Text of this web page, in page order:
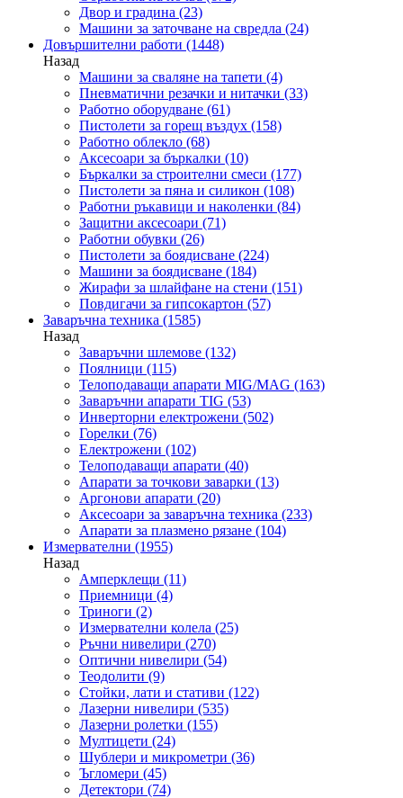
Двор и градина (23)
Машини за заточване на свредла (24)
Довършителни работи (1448)
Назад
Машини за сваляне на тапети (4)
Пневматични резачки и нитачки (33)
Работно оборудване (61)
Пистолети за горещ въздух (158)
Работно облекло (68)
Аксесоари за бъркалки (10)
Бъркалки за строителни смеси (177)
Пистолети за пяна и силикон (108)
Работни ръкавици и наколенки (84)
Защитни аксесоари (71)
Работни обувки (26)
Пистолети за боядисване (224)
Машини за боядисване (184)
Жирафи за шлайфане на стени (151)
Повдигачи за гипсокартон (57)
Заваръчна техника (1585)
Назад
Заваръчни шлемове (132)
Поялници (115)
Телоподаващи апарати MIG/MAG (163)
Заваръчни апарати TIG (53)
Инверторни електрожени (502)
Горелки (76)
Електрожени (102)
Телоподаващи апарати (40)
Апарати за точкови заварки (13)
Аргонови апарати (20)
Аксесоари за заваръчна техника (233)
Апарати за плазмено рязане (104)
Измервателни (1955)
Назад
Амперклещи (11)
Приемници (4)
Триноги (2)
Измервателни колела (25)
Ръчни нивелири (270)
Оптични нивелири (54)
Теодолити (9)
Стойки, лати и стативи (122)
Лазерни нивелири (535)
Лазерни ролетки (155)
Мултицети (24)
Шублери и микрометри (36)
Ъгломери (45)
Детектори (74)